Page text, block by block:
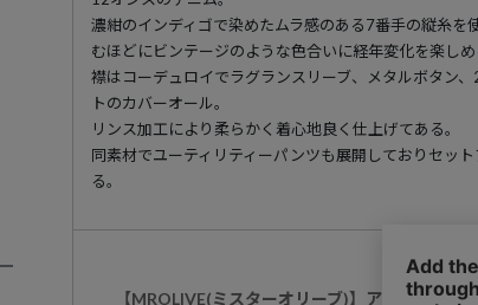
濃紺のインディゴで染めたムラ感のある7番手の縦糸を
むほどにビンテージのような色合いに経年変化を楽しめ
襟はコーデュロイでラグランスリーブ、メタルボタン、
トのカバーオール。
リンス加工により柔らかく着心地良く仕上げてある。
同素材でユーティリティーパンツも展開しておりセッ
る。
【MROLIVE(ミスターオリーブ)】アイテム一覧